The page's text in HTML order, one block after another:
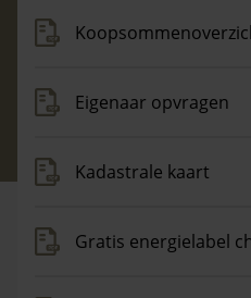
Eigenaar opvragen
Kadastrale kaart
Gratis energielabel